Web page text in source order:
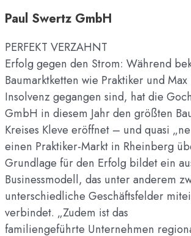
Paul Swertz GmbH
PERFEKT VERZAHNT
Erfolg gegen den Strom: Während
Baumarktketten wie Praktiker und
Insolvenz gegangen sind, hat die
GmbH in diesem Jahr den größten
Kreises Kleve eröffnet – und quasi
einen Praktiker-Markt in Rheinberg
Grundlage für den Erfolg bildet ein
Businessmodell, das unter anderem
unterschiedliche Geschäftsfelder
verbindet. „Zudem ist das
familiengeführte Unternehmen